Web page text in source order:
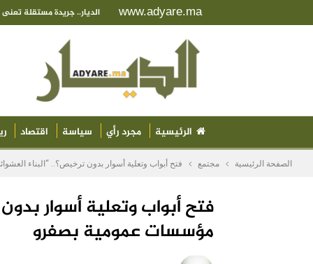
www.adyare.ma الديار.. جريدة مستقلة
الرئيسية مجرد رأي سياسة اقتصاد
الصفحة الرئيسية مجتمع فتح أبواب وتعلية أسوار بدون ترخيص؟.. “البناء
فتح أبواب وتعلية أسوار
مؤسسات عمومية بصفرو